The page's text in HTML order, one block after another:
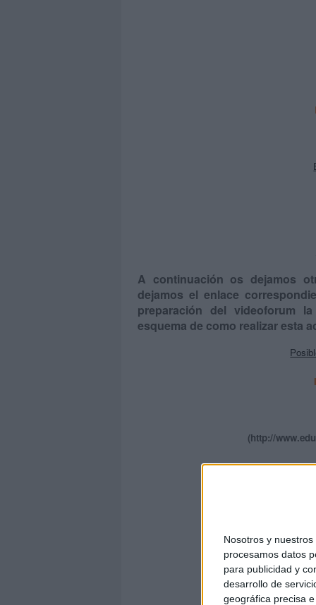
Nosotros y
procesamos datos
para publicidad y
desarrollo de
geográfica precisa
A continuación os dejamos
dejamos el enlace
preparación del videoforum
esquema de como realizar esta
(http://
(http://